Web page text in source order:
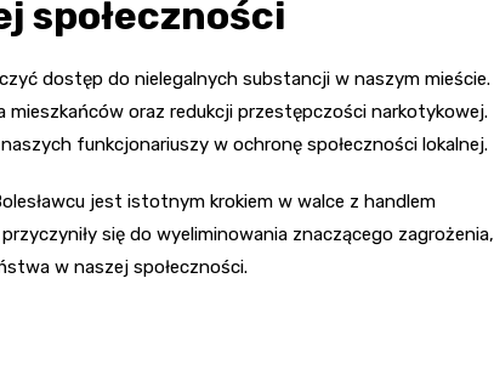
społeczności
dostęp do nielegalnych substancji w naszym mieście.
mieszkańców oraz redukcji przestępczości narkotykowej.
funkcjonariuszy w ochronę społeczności lokalnej.
jest istotnym krokiem w walce z handlem
się do wyeliminowania znaczącego zagrożenia,
w naszej społeczności.